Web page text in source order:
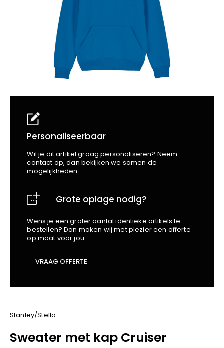
Business
Beechfield
Blakläder
Claude
Craft
CrossHatch
Edge Safety
Harvest
Heckel
Hydrowear
Jassz
Kariban
M-Safe
OXXA
Premier
ProAct
Promodoro
Personaliseerbaar
Wil je dit artikel graag personaliseren? Neem
contact op, dan bekijken we samen de
mogelijkheden.
Grote oplage nodig?
Wens je een groter aantal identieke artikels te
bestellen? Dan maken wij met plezier een offerte
op maat voor jou.
VRAAG OFFERTE
Stanley/Stella
Sweater met kap Cruiser